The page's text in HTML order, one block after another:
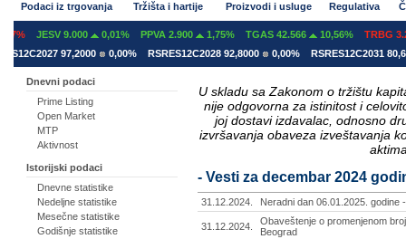
Podaci iz trgovanja Tržišta i hartije Proizvodi i usluge Regulativa
JESV 9.000 0,01% PPVA 2.900 1,75% TGAS 42.566 10,56%
TRBG
97,2000
0,00% RSRES12C2028 92,8000 0,00% RSRES12C2031
Dnevni podaci
Prime Listing
Open Market
MTP
Aktivnost
Istorijski podaci
Dnevne statistike
Nedeljne statistike
Mesečne statistike
Godišnje statistike
U skladu sa Zakonom o tržištu
nije odgovorna za istinitost i
joj dostavi izdavalac, odnosno
izvršavanja obaveza izveštavanja
- Vesti za decembar 2024
31.12.2024. Neradni dan 06.01.2025. godine
31.12.2024.
Obaveštenje o promenjenom
Beograd